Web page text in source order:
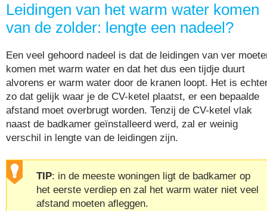
Leidingen van het warm water komen
van de zolder: lengte een nadeel?
Een veel gehoord nadeel is dat de leidingen van ver
komen met warm water en dat het dus een tijdje duurt
alvorens er warm water door de kranen loopt. Het is
zo dat gelijk waar je de CV-ketel plaatst, er een bepaalde
afstand moet overbrugt worden. Tenzij de CV-ketel vlak
naast de badkamer geïnstalleerd werd, zal er weinig
verschil in lengte van de leidingen zijn.
TIP: in de meeste woningen ligt de badkamer op
het eerste verdiep en zal het warm water niet veel
afstand moeten afleggen.